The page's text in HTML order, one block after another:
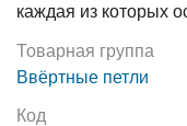
каждая из которых
Товарная группа
Ввёртные петли
Код